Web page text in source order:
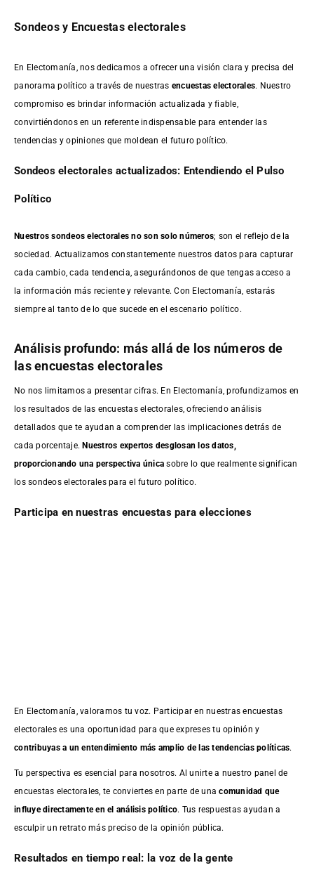
Sondeos y Encuestas electorales
En Electomanía, nos dedicamos a ofrecer una visión clara y precisa del
panorama político a través de nuestras encuestas electorales. Nuestro
compromiso es brindar información actualizada y fiable,
convirtiéndonos en un referente indispensable para entender las
tendencias y opiniones que moldean el futuro político.
Sondeos electorales actualizados: Entendiendo el Pulso
Político
Nuestros sondeos electorales no son solo números; son el reflejo de la
sociedad. Actualizamos constantemente nuestros datos para capturar
cada cambio, cada tendencia, asegurándonos de que tengas acceso a
la información más reciente y relevante. Con Electomanía, estarás
siempre al tanto de lo que sucede en el escenario político.
Análisis profundo: más allá de los números de
las encuestas electorales
No nos limitamos a presentar cifras. En Electomanía, profundizamos en
los resultados de las encuestas electorales, ofreciendo análisis
detallados que te ayudan a comprender las implicaciones detrás de
cada porcentaje.Nuestros expertos desglosan los datos,
proporcionando una perspectiva única sobre lo que realmente significan
los sondeos electorales para el futuro político.
Participa en nuestras encuestas para elecciones
En Electomanía, valoramos tu voz. Participar en nuestras encuestas
electorales es una oportunidad para que expreses tu opinión y
contribuyas a un entendimiento más amplio de las tendencias políticas.
Tu perspectiva es esencial para nosotros. Al unirte a nuestro panel de
encuestas electorales, te conviertes en parte de unacomunidad que
influye directamente en el análisis político. Tus respuestas ayudan a
esculpir un retrato más preciso de la opinión pública.
Resultados en tiempo real: la voz de la gente